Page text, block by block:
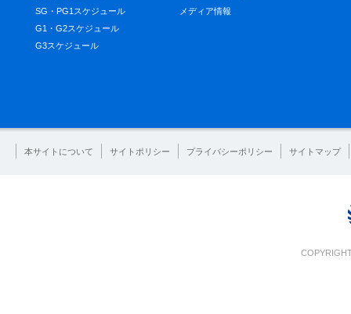
SG・PG1スケジュール
G1・G2スケジュール
G3スケジュール
メディア情報
本サイトについて サイトポリシー プライバシーポリシー サイトマップ